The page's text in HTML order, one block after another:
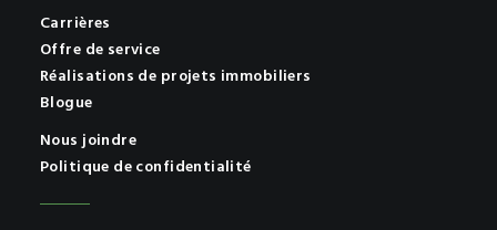
Carrières
Offre de service
Réalisations de projets immobiliers
Blogue
Nous joindre
Politique de confidentialité